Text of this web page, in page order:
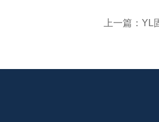
上一篇： YL